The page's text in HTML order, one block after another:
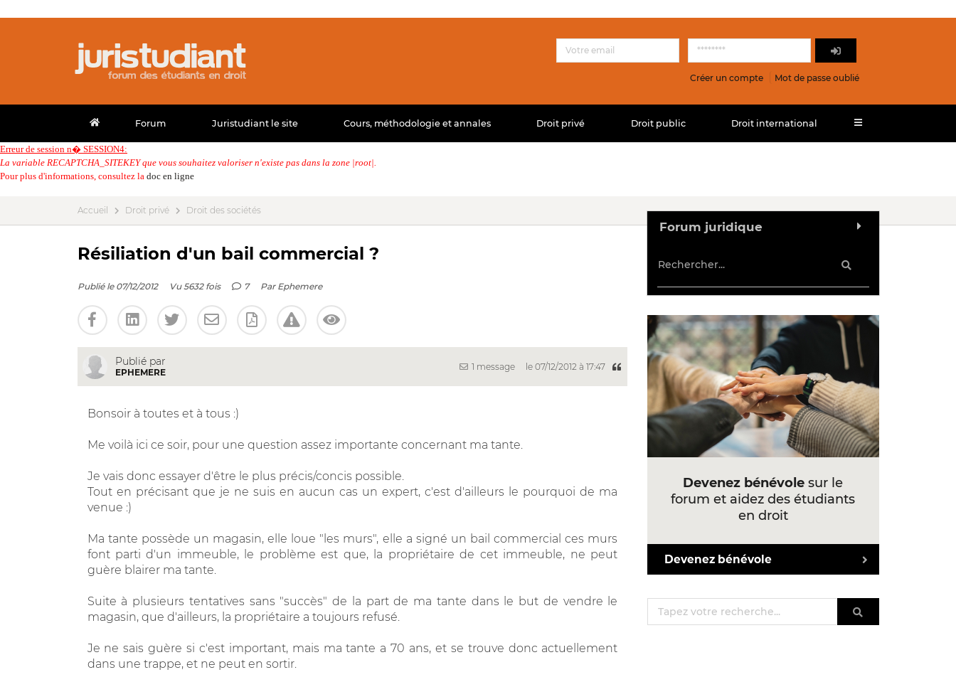
Créer un compte Mot de passe oublié
Forum Juristudiant le site Cours, méthodologie et annales Droit privé Droit public Droit international
Erreur de session n� SESSION4:
La variable RECAPTCHA_SITEKEY que vous souhaitez valoriser n'existe pas dans la zone |root|.
Pour plus d'informations, consultez la doc en ligne
Accueil Droit privé Droit des sociétés
Résiliation d'un bail commercial ?
Publié le 07/12/2012 Vu 5632 fois 7 Par Ephemere
Publié par
EPHEMERE
1 message le 07/12/2012 à 17:47
Bonsoir à toutes et à tous :)
Me voilà ici ce soir, pour une question assez importante concernant ma tante.
Je vais donc essayer d'être le plus précis/concis possible.
Tout en précisant que je ne suis en aucun cas un expert, c'est d'ailleurs le pourquoi de ma
venue :)
Ma tante possède un magasin, elle loue "les murs", elle a signé un bail commercial ces murs
font parti d'un immeuble, le problème est que, la propriétaire de cet immeuble, ne peut
guère blairer ma tante.
Suite à plusieurs tentatives sans "succès" de la part de ma tante dans le but de vendre le
magasin, que d'ailleurs, la propriétaire a toujours refusé.
Je ne sais guère si c'est important, mais ma tante a 70 ans, et se trouve donc actuellement
dans une trappe, et ne peut en sortir.
Forum juridique
Devenez bénévole sur le
forum et aidez des étudiants
en droit
Devenez bénévole